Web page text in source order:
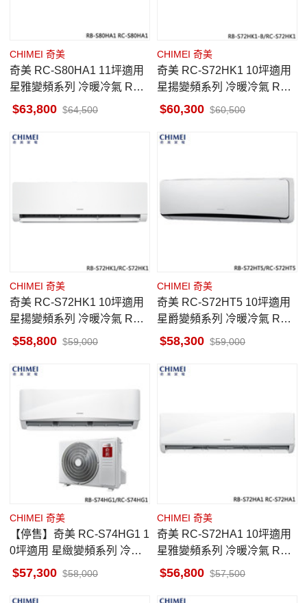
CHIMEI 奇美
奇美 RC-S80HA1 11坪適用
星雅變頻系列 冷暖冷氣 RB-
S80HA1
63,800 64,500
CHIMEI 奇美
奇美 RC-S72HK1 10坪適用
星揚變頻系列 冷暖冷氣 RB-
S72HK1-B
60,300 60,500
CHIMEI 奇美
奇美 RC-S72HK1 10坪適用
星揚變頻系列 冷暖冷氣 RB-
S72HK1 一級省電 快易潔
58,800 59,000
CHIMEI 奇美
奇美 RC-S72HT5 10坪適用
星爵變頻系列 冷暖冷氣 RB-
S72HT5
58,300 59,000
CHIMEI 奇美
【停售】奇美 RC-S74HG1 1
0坪適用 星緻變頻系列 冷暖
冷氣 RB-S74HG1
57,300 58,000
CHIMEI 奇美
奇美 RC-S72HA1 10坪適用
星雅變頻系列 冷暖冷氣 RB-
S72HA1
56,800 57,500